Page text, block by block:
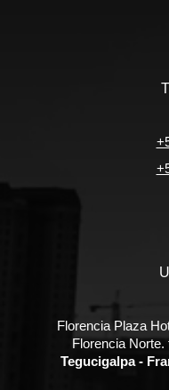
Florencia Plaza
Florencia Norte.
Tegucigalpa -